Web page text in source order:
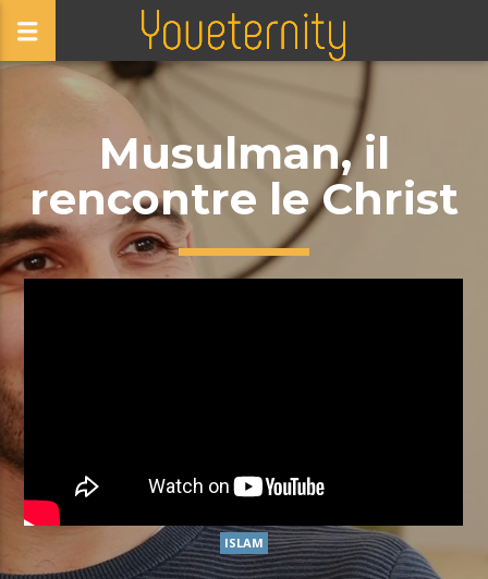
Musulman, il
rencontre le Christ
ISLAM